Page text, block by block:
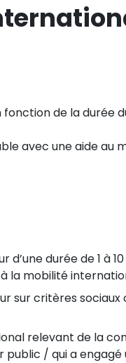
de la durée
avec une aide
durée de 1 à
à la mobilité
sur critères
relevant de la
public / qui a